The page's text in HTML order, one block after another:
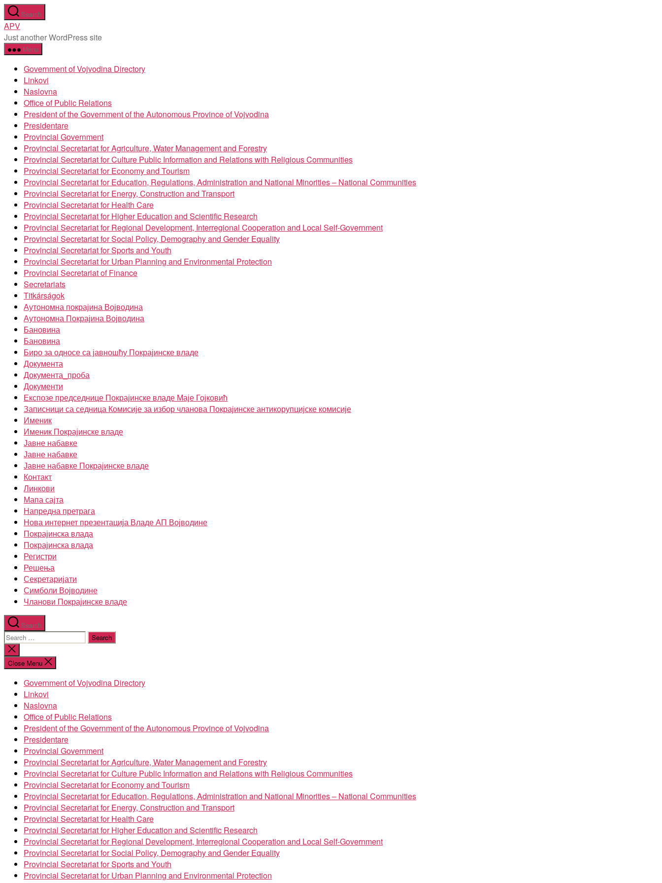
Skip
to
the
content
Search
APV
Just another WordPress site
Menu
Government of Vojvodina Directory
Linkovi
Naslovna
Office of Public Relations
President of the Government of the Autonomous Province of Vojvodina
Presidentare
Provincial Government
Provincial Secretariat for Agriculture, Water Management and Forestry
Provincial Secretariat for Culture Public Information and Relations with Religious Communities
Provincial Secretariat for Economy and Tourism
Provincial Secretariat for Education, Regulations, Administration and National Minorities – National Communities
Provincial Secretariat for Energy, Construction and Transport
Provincial Secretariat for Health Care
Provincial Secretariat for Higher Education and Scientific Research
Provincial Secretariat for Regional Development, Interregional Cooperation and Local Self-Government
Provincial Secretariat for Social Policy, Demography and Gender Equality
Provincial Secretariat for Sports and Youth
Provincial Secretariat for Urban Planning and Environmental Protection
Provincial Secretariat of Finance
Secretariats
Titkárságok
Аутономна покрајина Војводина
Аутономна Покрајина Војводина
Бановина
Бановина
Биро за односе са јавношћу Покрајинске владе
Документа
Документа_проба
Документи
Експозе председнице Покрајинске владе Маје Гојковић
Записници са седница Комисије за избор чланова Покрајинске антикорупцијске комисије
Именик
Именик Покрајинске владе
Јавне набавке
Јавне набавке
Јавне набавке Покрајинске владе
Контакт
Линкови
Мапа сајта
Напредна претрага
Нова интернет презентација Владе АП Војводине
Покрајинска влада
Покрајинска влада
Регистри
Решења
Секретаријати
Симболи Војводине
Чланови Покрајинске владе
Search
Search
for:
Close
search
Close Menu
Government of Vojvodina Directory
Linkovi
Naslovna
Office of Public Relations
President of the Government of the Autonomous Province of Vojvodina
Presidentare
Provincial Government
Provincial Secretariat for Agriculture, Water Management and Forestry
Provincial Secretariat for Culture Public Information and Relations with Religious Communities
Provincial Secretariat for Economy and Tourism
Provincial Secretariat for Education, Regulations, Administration and National Minorities – National Communities
Provincial Secretariat for Energy, Construction and Transport
Provincial Secretariat for Health Care
Provincial Secretariat for Higher Education and Scientific Research
Provincial Secretariat for Regional Development, Interregional Cooperation and Local Self-Government
Provincial Secretariat for Social Policy, Demography and Gender Equality
Provincial Secretariat for Sports and Youth
Provincial Secretariat for Urban Planning and Environmental Protection